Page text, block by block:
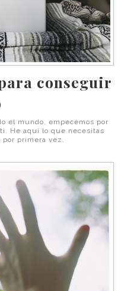
conseguir
el mundo, empecemos por
He aquí lo que necesitas
primera vez.